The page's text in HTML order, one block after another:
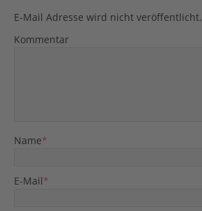
E-Mail Adresse wird nicht veröffentlicht.
Kommentar
Name*
E-Mail*